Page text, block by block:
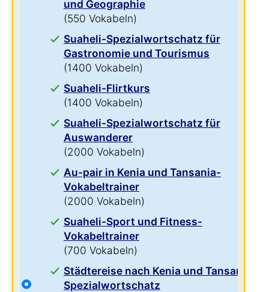
und Geographie
(550 Vokabeln)
Suaheli-Spezialwortschatz für
Gastronomie und Tourismus
(1400 Vokabeln)
Suaheli-Flirtkurs
(1400 Vokabeln)
Suaheli-Spezialwortschatz für
Auswanderer
(2000 Vokabeln)
Au-pair in Kenia und Tansania-
Vokabeltrainer
(2000 Vokabeln)
Suaheli-Sport und Fitness-
Vokabeltrainer
(700 Vokabeln)
Städtereise nach Kenia und Tansania-
Spezialwortschatz